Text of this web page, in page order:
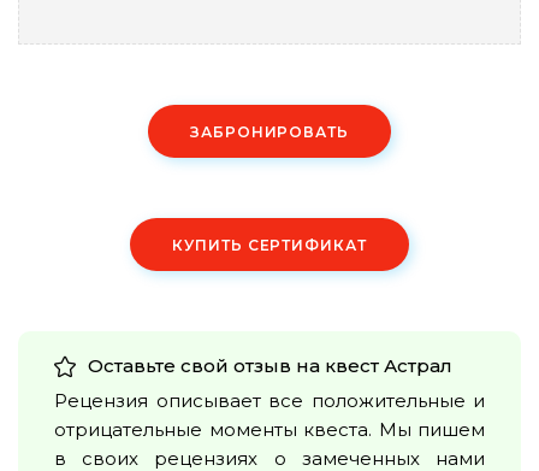
ЗАБРОНИРОВАТЬ
КУПИТЬ СЕРТИФИКАТ
Оставьте свой отзыв на квест Астрал
Рецензия описывает все положительные и
отрицательные моменты квеста. Мы пишем
в своих рецензиях о замеченных нами